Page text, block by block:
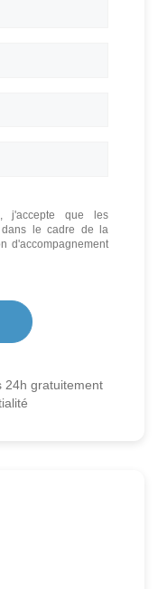
j'accepte que les
dans le cadre de la
d'accompagnement
24h gratuitement